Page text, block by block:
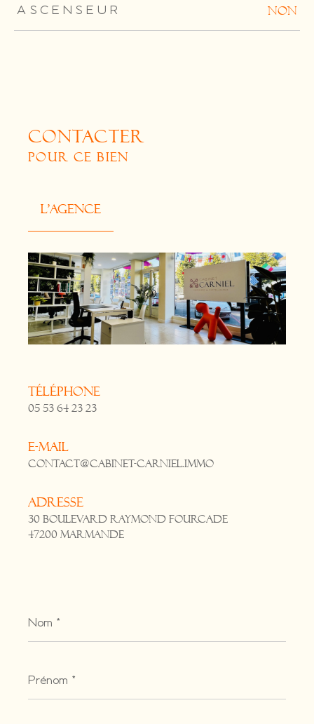
ASCENSEUR NON
CONTACTER
POUR CE BIEN
L'agence
Téléphone
05 53 64 23 23
E-mail
contact@cabinet-carniel.immo
Adresse
30 Boulevard Raymond Fourcade
47200 Marmande
*
*